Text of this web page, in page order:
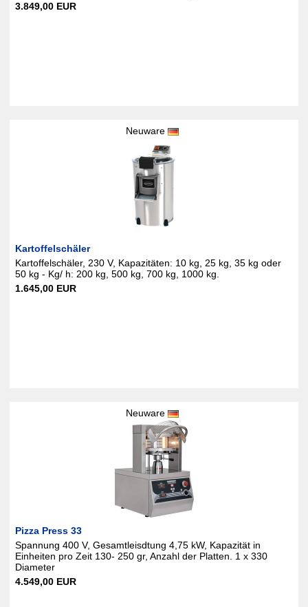
3.849,00 EUR
Neuware
Kartoffelschäler
Kartoffelschäler, 230 V, Kapazitäten: 10 kg, 25 kg, 35 kg oder
50 kg - Kg/ h: 200 kg, 500 kg, 700 kg, 1000 kg.
1.645,00 EUR
Neuware
Pizza Press 33
Spannung 400 V, Gesamtleisdtung 4,75 kW, Kapazität in
Einheiten pro Zeit 130- 250 gr, Anzahl der Platten. 1 x 330
Diameter
4.549,00 EUR